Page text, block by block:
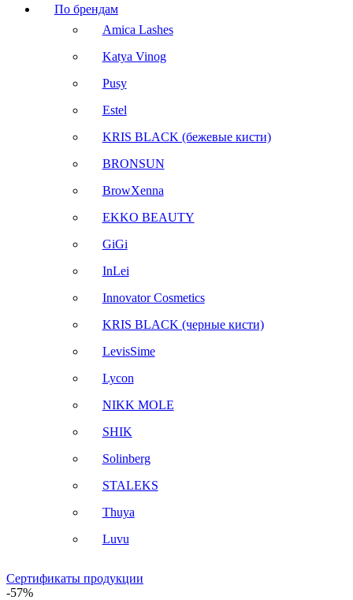
По брендам
Amica Lashes
Katya Vinog
Pusy
Estel
KRIS BLACK (бежевые кисти)
BRONSUN
BrowXenna
EKKO BEAUTY
GiGi
InLei
Innovator Cosmetics
KRIS BLACK (черные кисти)
LevisSime
Lycon
NIKK MOLE
SHIK
Solinberg
STALEKS
Thuya
Luvu
Сертификаты продукции
-57%